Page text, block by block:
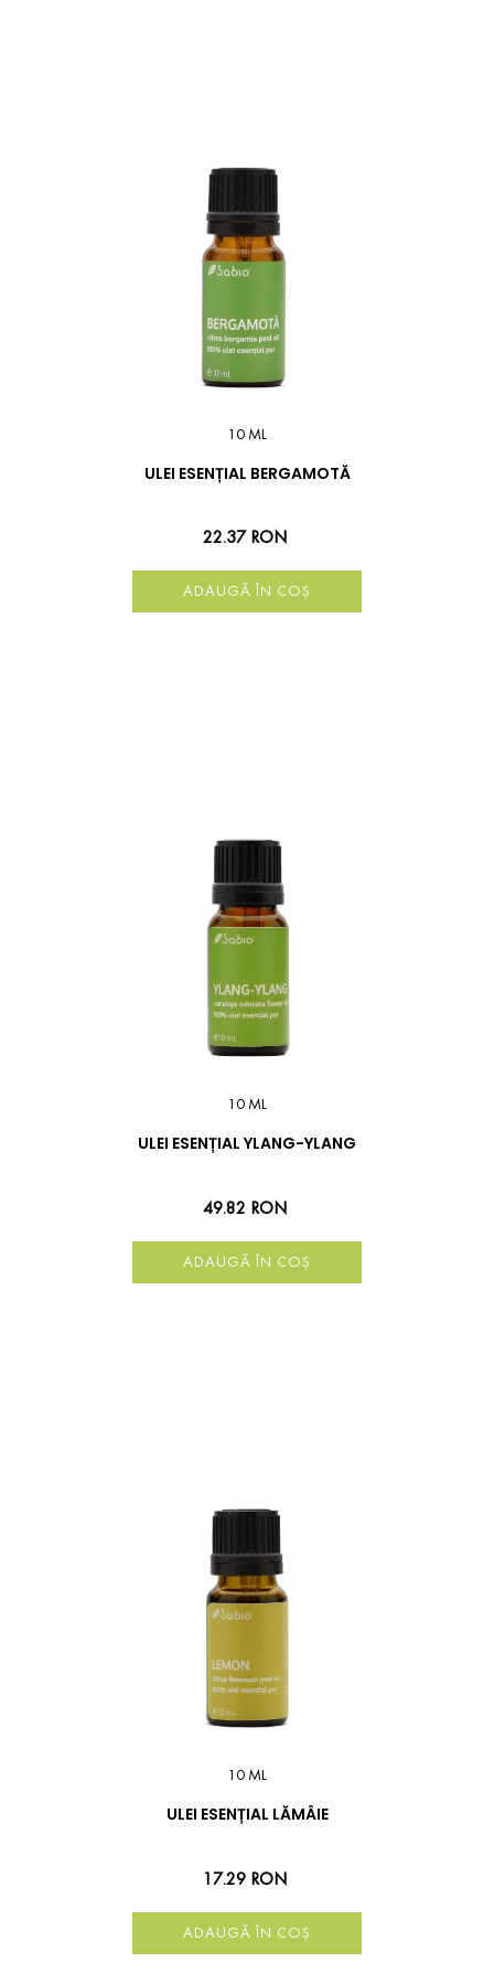
10 ML
ULEI ESENȚIAL BERGAMOTĂ
22.37 RON
ADAUGĂ ÎN COȘ
10 ML
ULEI ESENȚIAL YLANG-YLANG
49.82 RON
ADAUGĂ ÎN COȘ
10 ML
ULEI ESENȚIAL LĂMÂIE
17.29 RON
ADAUGĂ ÎN COȘ